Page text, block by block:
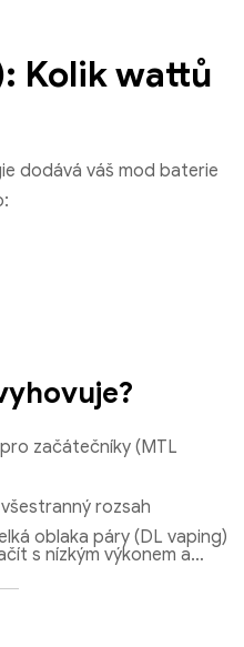
Kolik wattů
dodává váš mod baterie
začátečníky (MTL
rozsah
oblaka páry (DL vaping)
s nízkým výkonem a